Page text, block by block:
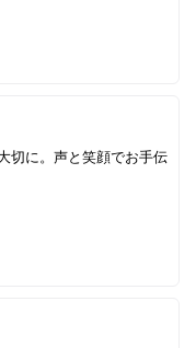
切に。声と笑顔でお手伝